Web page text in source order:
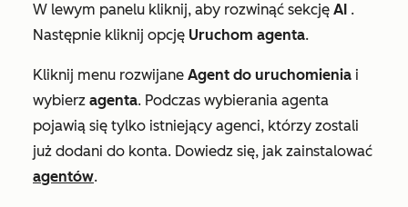
W lewym panelu kliknij, aby rozwinąć sekcję AI .
Następnie kliknij opcję Uruchom agenta.
Kliknij menu rozwijane Agent do uruchomienia i
wybierz agenta. Podczas wybierania agenta
pojawią się tylko istniejący agenci, którzy zostali
już dodani do konta. Dowiedz się, jak zainstalować
agentów.